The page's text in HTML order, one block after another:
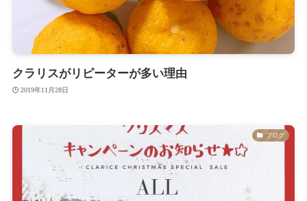
クラリスがリピーターが多い理由
2019年11月28日
ブログ